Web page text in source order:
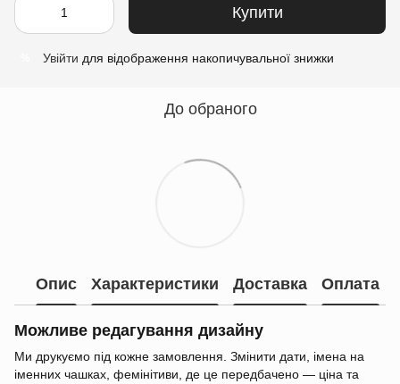
Купити
Увійти для відображення накопичувальної знижки
До обраного
Опис Характеристики Доставка Оплата
Можливе редагування дизайну
Ми друкуємо під кожне замовлення. Змінити дати, імена на
іменних чашках, фемінітиви, де це передбачено — ціна та